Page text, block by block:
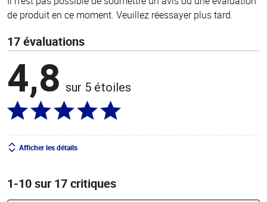
de produit en ce moment. Veuillez réessayer plus tard.
17 évaluations
4,8 sur 5 étoiles
Afficher les détails
1-10 sur 17 critiques